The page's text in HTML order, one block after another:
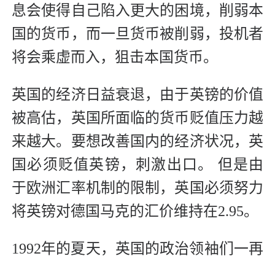
息会使得自己陷入更大的困境，削弱本
国的货币，而一旦货币被削弱，投机者
将会乘虚而入，狙击本国货币。
英国的经济日益衰退，由于英镑的价值
被高估，英国所面临的货币贬值压力越
来越大。要想改善国内的经济状况，英
国必须贬值英镑，刺激出口。 但是由
于欧洲汇率机制的限制，英国必须努力
将英镑对德国马克的汇价维持在2.95。
1992年的夏天，英国的政治领袖们一再